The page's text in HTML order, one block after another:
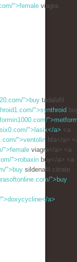
">female viagra
">buy tadalafil
">synthroid
">lasix</a> <a
">ventolin hfa</a>
">female viagra</a> <a
">robaxin buy</a> <a
">buy sildenafil citrate
">buy
a>